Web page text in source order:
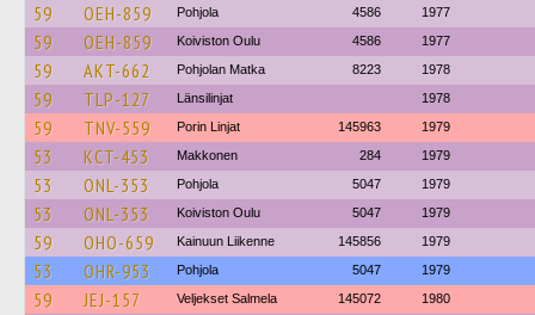
59 OEH-859 Pohjola 4586 1977
59 OEH-859 Koiviston Oulu 4586 1977
59 AKT-662 Pohjolan Matka 8223 1978
59 TLP-127 Länsilinjat 1978
59 TNV-559 Porin Linjat 145963 1979
53 KCT-453 Makkonen 284 1979
53 ONL-353 Pohjola 5047 1979
53 ONL-353 Koiviston Oulu 5047 1979
59 OHO-659 Kainuun Liikenne 145856 1979
53 OHR-953 Pohjola 5047 1979
59 JEJ-157 Veljekset Salmela 145072 1980